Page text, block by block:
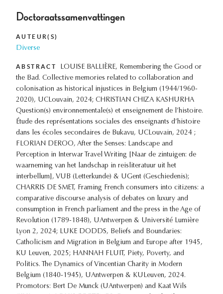
Doctoraatssamenvattingen
AUTEUR(S)
Diverse
ABSTRACT
LOUISE BALLIÈRE, Remembering the Good or
the Bad. Collective memories related to collaboration and
colonisation as historical injustices in Belgium (1944/1960-
2020), UCLouvain, 2024; CHRISTIAN CHIZA KASHURHA
Question(s) environnementale(s) et enseignement de l’histoire.
Étude des représentations sociales des enseignants d’histoire
dans les écoles secondaires de Bukavu, UCLouvain, 2024 ;
FLORIAN DEROO, After the Senses: Landscape and
Perception in Interwar Travel Writing [Naar de zintuigen: de
waarneming van het landschap in reisliteratuur uit het
interbellum], VUB (Letterkunde) & UGent (Geschiedenis);
CHARRIS DE SMET, Framing French consumers into citizens: a
comparative discourse analysis of debates on luxury and
consumption in French parliament and the press in the Age of
Revolution (1789-1848), UAntwerpen & Université Lumière
Lyon 2, 2024; LUKE DODDS, Beliefs and Boundaries:
Catholicism and Migration in Belgium and Europe after 1945,
KU Leuven, 2025; HANNAH FLUIT, Piety, Poverty, and
Politics. The Dynamics of Vincentian Charity in Modern
Belgium (1840-1945), UAntwerpen & KULeuven, 2024.
Promotors: Bert De Munck (UAntwerpen) and Kaat Wils